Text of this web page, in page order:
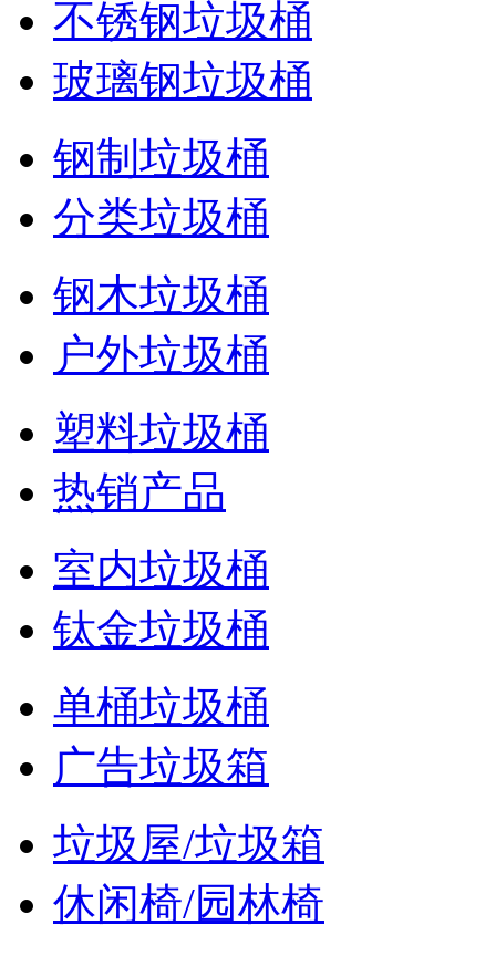
不锈钢垃圾桶
玻璃钢垃圾桶
钢制垃圾桶
分类垃圾桶
钢木垃圾桶
户外垃圾桶
塑料垃圾桶
热销产品
室内垃圾桶
钛金垃圾桶
单桶垃圾桶
广告垃圾箱
垃圾屋/垃圾箱
休闲椅/园林椅